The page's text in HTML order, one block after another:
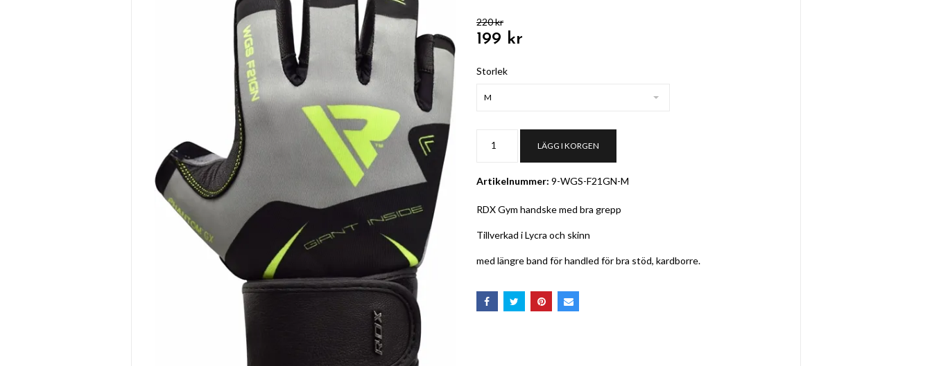
220 kr
199 kr
Storlek
M
LÄGG I KORGEN
Artikelnummer: 9-WGS-F21GN-M
RDX Gym handske med bra grepp
Tillverkad i Lycra och skinn
med längre band för handled för bra stöd, kardborre.